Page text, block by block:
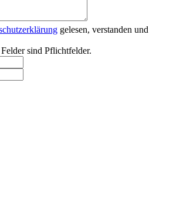
gelesen, verstanden und
sind Pflichtfelder.